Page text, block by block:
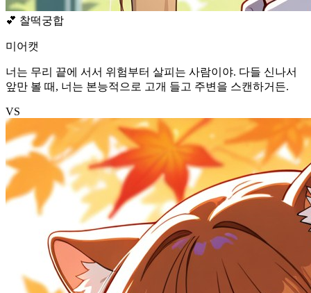
💕 찰떡궁합
미어캣
너는 무리 끝에 서서 위험부터 살피는 사람이야. 다들 신나서
앞만 볼 때, 너는 본능적으로 고개 들고 주변을 스캔하거든.
VS